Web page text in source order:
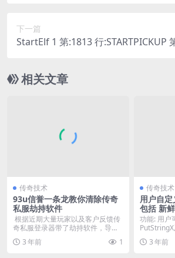
下一篇
StartElf 1 第:1813 行:STARTPICKUP
相关文章
传奇技术
93u信誉一条龙教你清除传奇
私服劫持软件
根据近期大量玩家以及客户反馈传
奇私服登录器带了劫持软件，导致
个人电脑...
3 年前 1
传奇技术
用户自
包括 新
符是
功能: 用户
PutStringX
3 年前